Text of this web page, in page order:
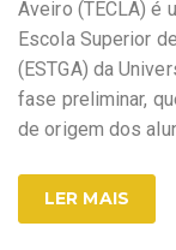
Aveiro (TECLA) é
Escola Superior
(ESTGA) da
fase preliminar,
de origem dos
LER MAIS